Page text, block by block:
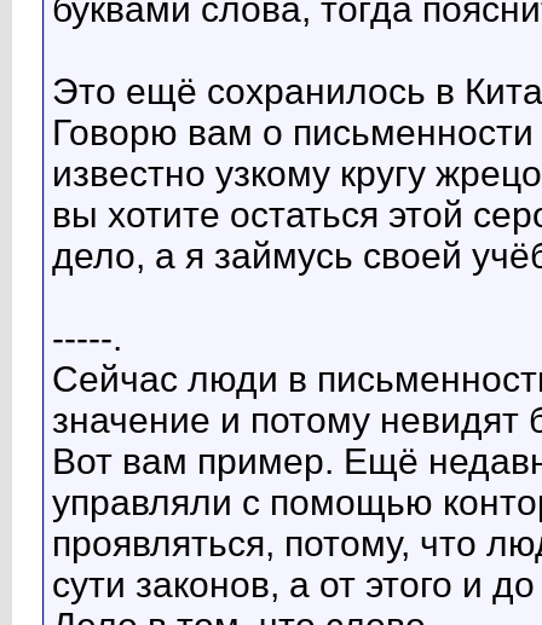
буквами слова, тогда
Это ещё сохранилось в
Говорю вам о
известно узкому кругу
вы хотите остаться этой
дело, а я займусь своей
-----.
Сейчас люди в
значение и потому невидят
Вот вам пример. Ещё
управляли с помощью
проявляться, потому, что
сути законов, а от этого и